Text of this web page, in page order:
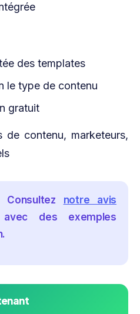
des templates
le type de contenu
gratuit
de contenu, marketeurs,
Consultez notre avis
des exemples